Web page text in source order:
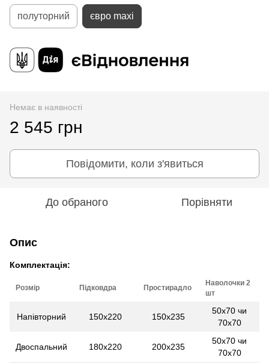
полуторний євро maxi
Немає в наявності
2 545 грн
Повідомити, коли з'явиться
До обраного Порівняти
Опис
Комплектація:
Розмір Підковдра Простирадло
Наволочки 2
шт
Напівторний 150x220 150x235
50х70 чи
70х70
Двоспальний 180x220 200x235
50х70 чи
70х70